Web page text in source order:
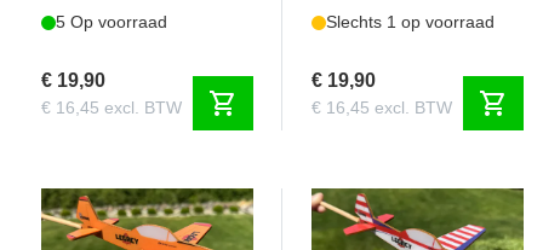
5 Op voorraad
€ 19,90
€ 16,45 excl. BTW shopping_cart
Slechts 1 op voorraad
€ 19,90
€ 16,45 excl. BTW shopping_cart